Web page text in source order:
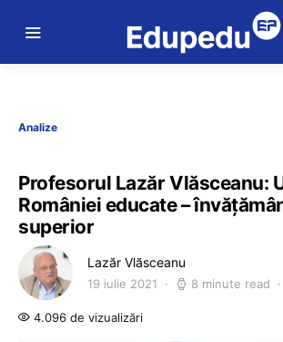
Analize
Profesorul Lazăr Vlăsceanu:
României educate –
superior
Lazăr Vlăsceanu
19 iulie 2021 8 minute read
4.096 de vizualizări